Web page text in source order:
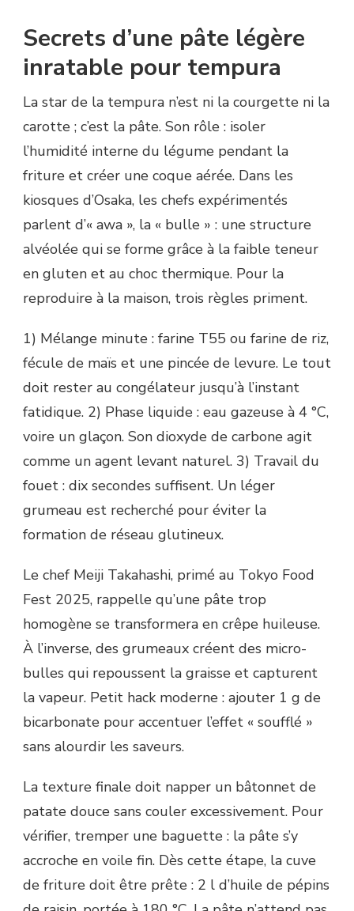
Secrets d’une pâte légère
inratable pour tempura
La star de la tempura n’est ni la courgette ni la
carotte ; c’est la pâte. Son rôle : isoler
l’humidité interne du légume pendant la
friture et créer une coque aérée. Dans les
kiosques d’Osaka, les chefs expérimentés
parlent d’« awa », la « bulle » : une structure
alvéolée qui se forme grâce à la faible teneur
en gluten et au choc thermique. Pour la
reproduire à la maison, trois règles priment.
1) Mélange minute : farine T55 ou farine de riz,
fécule de maïs et une pincée de levure. Le tout
doit rester au congélateur jusqu’à l’instant
fatidique. 2) Phase liquide : eau gazeuse à 4 °C,
voire un glaçon. Son dioxyde de carbone agit
comme un agent levant naturel. 3) Travail du
fouet : dix secondes suffisent. Un léger
grumeau est recherché pour éviter la
formation de réseau glutineux.
Le chef Meiji Takahashi, primé au Tokyo Food
Fest 2025, rappelle qu’une pâte trop
homogène se transformera en crêpe huileuse.
À l’inverse, des grumeaux créent des micro-
bulles qui repoussent la graisse et capturent
la vapeur. Petit hack moderne : ajouter 1 g de
bicarbonate pour accentuer l’effet « soufflé »
sans alourdir les saveurs.
La texture finale doit napper un bâtonnet de
patate douce sans couler excessivement. Pour
vérifier, tremper une baguette : la pâte s’y
accroche en voile fin. Dès cette étape, la cuve
de friture doit être prête : 2 l d’huile de pépins